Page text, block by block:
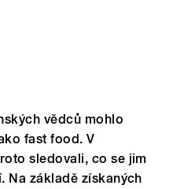
vědců mohlo
fast food. V
sledovali, co se jim
Na základě získaných